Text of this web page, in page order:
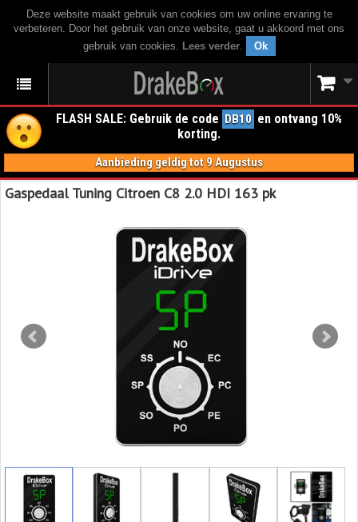
Deze website maakt gebruik van cookies om uw online ervaring te
verbeteren. Door het gebruik van onze website, gaat u akkoord met ons
gebruik van cookies. Lees verder. Ok
FLASH SALE: Gebruik de code DB10 en ontvang 10%
korting.
Aanbieding geldig tot 9 Augustus
Gaspedaal Tuning Citroen C8 2.0 HDI 163 pk